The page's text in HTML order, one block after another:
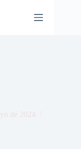
de 2024